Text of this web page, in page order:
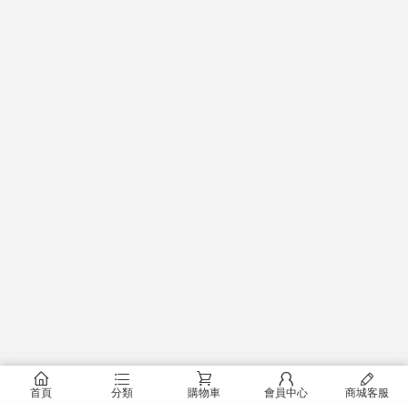
󰂠
首頁
󰂦
分類
󰂟
購物車
󰂢
會員中心
󰄦
商城客服